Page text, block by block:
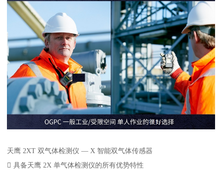
天鹰 2XT 双气体检测仪 — X 智能双气体传感器
 具备天鹰 2X 单气体检测仪的所有优势特性